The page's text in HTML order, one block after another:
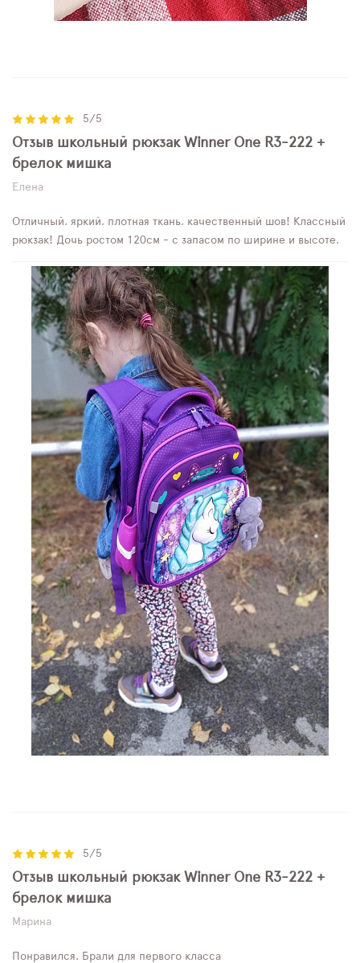
5/5
Отзыв школьный рюкзак Winner One R3-222 +
брелок мишка
Елена
Отличный, яркий, плотная ткань, качественный шов! Классный
рюкзак! Дочь ростом 120см - с запасом по ширине и высоте.
5/5
Отзыв школьный рюкзак Winner One R3-222 +
брелок мишка
Марина
Понравился. Брали для первого класса